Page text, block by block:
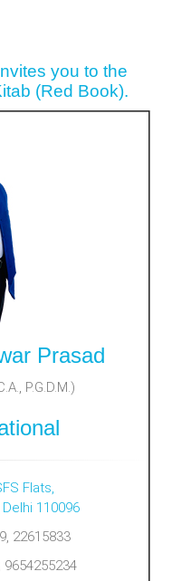
you to the
(Red Book).
Prasad
P.G.D.M.)
Flats,
110096
22615833
9654255234